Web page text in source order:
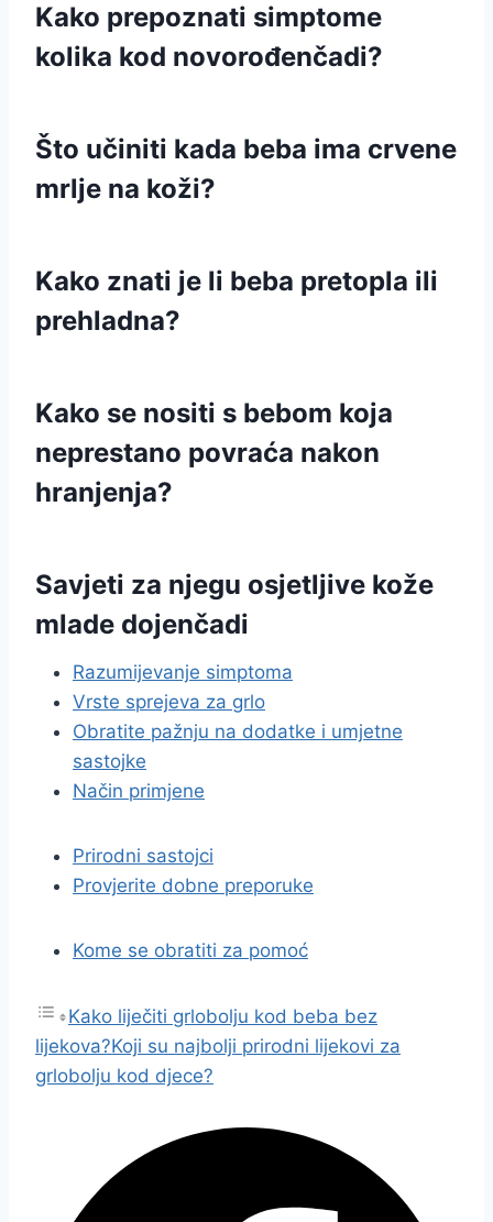
Kako prepoznati simptome
kolika kod novorođenčadi?
Što učiniti kada beba ima crvene
mrlje na koži?
Kako znati je li beba pretopla ili
prehladna?
Kako se nositi s bebom koja
neprestano povraća nakon
hranjenja?
Savjeti za njegu osjetljive kože
mlade dojenčadi
Razumijevanje simptoma
Vrste sprejeva za grlo
Obratite pažnju na dodatke i umjetne
sastojke
Način primjene
Prirodni sastojci
Provjerite dobne preporuke
Kome se obratiti za pomoć
Kako liječiti grlobolju kod beba bez
lijekova?Koji su najbolji prirodni lijekovi za
grlobolju kod djece?